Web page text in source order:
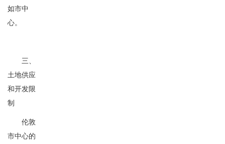
如市中
心。
三、
土地供应
和开发限
制
伦敦
市中心的